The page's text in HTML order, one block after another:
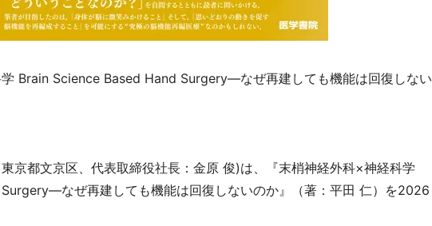
Brain Science Based Hand Surgery―なぜ再建しても機能は回復しない
京都文京区、代表取締役社長：金原 俊)は、『末梢神経外科×神経科学
なぜ再建しても機能は回復しないのか』（著：平田 仁）を2026